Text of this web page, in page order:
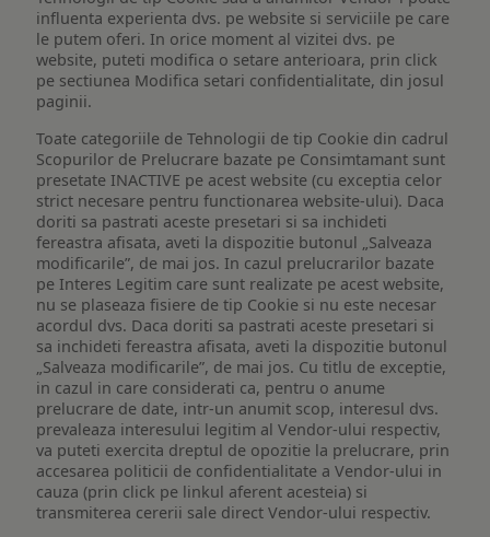
influenta experienta dvs. pe website si serviciile pe care
le putem oferi. In orice moment al vizitei dvs. pe
website, puteti modifica o setare anterioara, prin click
pe sectiunea Modifica setari confidentialitate, din josul
paginii.
Toate categoriile de Tehnologii de tip Cookie din cadrul
Scopurilor de Prelucrare bazate pe Consimtamant sunt
presetate INACTIVE pe acest website (cu exceptia celor
strict necesare pentru functionarea website-ului). Daca
doriti sa pastrati aceste presetari si sa inchideti
fereastra afisata, aveti la dispozitie butonul „Salveaza
modificarile”, de mai jos. In cazul prelucrarilor bazate
pe Interes Legitim care sunt realizate pe acest website,
nu se plaseaza fisiere de tip Cookie si nu este necesar
acordul dvs. Daca doriti sa pastrati aceste presetari si
sa inchideti fereastra afisata, aveti la dispozitie butonul
„Salveaza modificarile”, de mai jos. Cu titlu de exceptie,
in cazul in care considerati ca, pentru o anume
prelucrare de date, intr-un anumit scop, interesul dvs.
prevaleaza interesului legitim al Vendor-ului respectiv,
va puteti exercita dreptul de opozitie la prelucrare, prin
accesarea politicii de confidentialitate a Vendor-ului in
cauza (prin click pe linkul aferent acesteia) si
transmiterea cererii sale direct Vendor-ului respectiv.